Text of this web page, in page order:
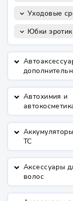
keyboard_arrow_down Уходовые
keyboard_arrow_down Юбки эротик
keyboard_arrow_down
keyboard_arrow_down Автохимия и
keyboard_arrow_down
ТС
keyboard_arrow_down Аксессуары
волос